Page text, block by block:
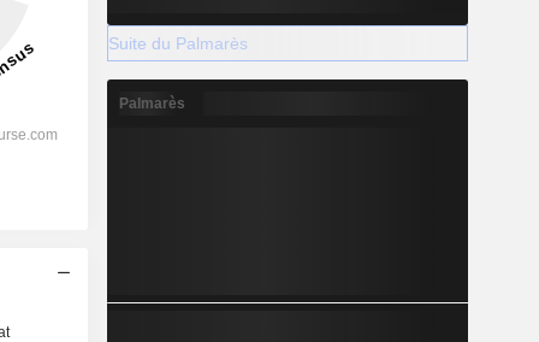
Suite du Palmarès
Palmarès